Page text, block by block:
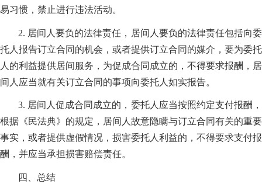
易习惯，禁止进行违法活动。
2. 居间人要负的法律责任，居间人要负的法律责任包括向委
托人报告订立合同的机会，或者提供订立合同的媒介，要为委托
人的利益提供居间服务，为促成合同成立的，不得要求报酬，居
间人应当就有关订立合同的事项向委托人如实报告。
3. 居间人促成合同成立的，委托人应当按照约定支付报酬，
根据《民法典》的规定，居间人故意隐瞒与订立合同有关的重要
事实，或者提供虚假情况，损害委托人利益的，不得要求支付报
酬，并应当承担损害赔偿责任。
四、总结